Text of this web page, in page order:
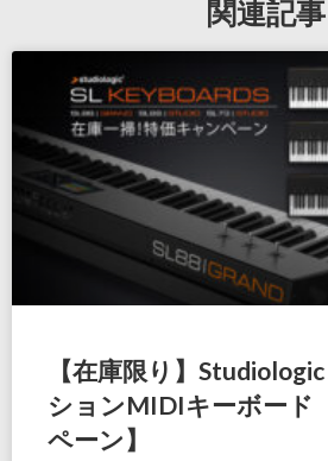
関連記事
【在庫限り】
ションMIDIキーボード
ペーン】